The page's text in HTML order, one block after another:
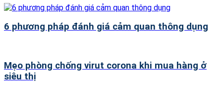
6 phương pháp đánh giá cảm quan thông dụng
Mẹo phòng chống virut corona khi mua hàng ở
siêu thị